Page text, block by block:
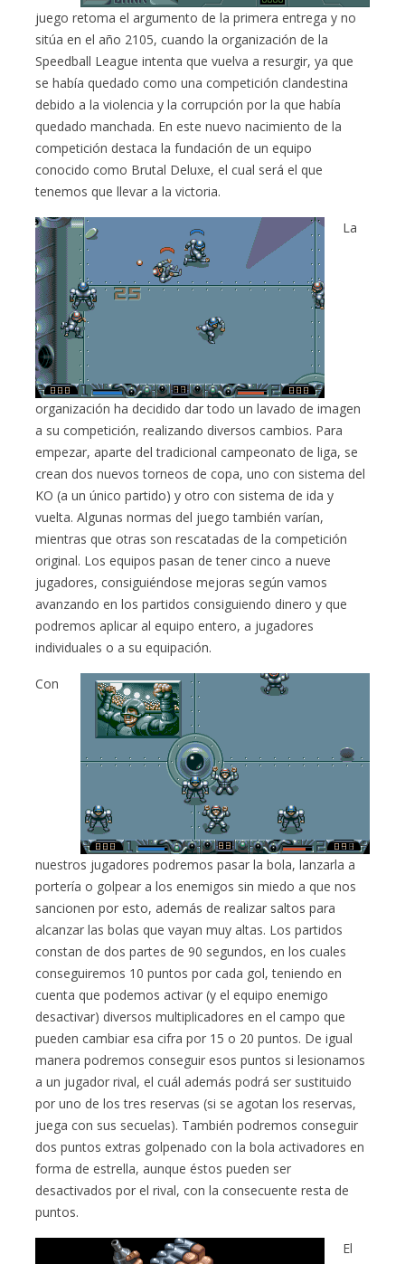
juego retoma el argumento de la primera entrega y no
sitúa en el año 2105, cuando la organización de la
Speedball League intenta que vuelva a resurgir, ya que
se había quedado como una competición clandestina
debido a la violencia y la corrupción por la que había
quedado manchada. En este nuevo nacimiento de la
competición destaca la fundación de un equipo
conocido como Brutal Deluxe, el cual será el que
tenemos que llevar a la victoria.
La
organización ha decidido dar todo un lavado de imagen
a su competición, realizando diversos cambios. Para
empezar, aparte del tradicional campeonato de liga, se
crean dos nuevos torneos de copa, uno con sistema del
KO (a un único partido) y otro con sistema de ida y
vuelta. Algunas normas del juego también varían,
mientras que otras son rescatadas de la competición
original. Los equipos pasan de tener cinco a nueve
jugadores, consiguiéndose mejoras según vamos
avanzando en los partidos consiguiendo dinero y que
podremos aplicar al equipo entero, a jugadores
individuales o a su equipación.
Con
nuestros jugadores podremos pasar la bola, lanzarla a
portería o golpear a los enemigos sin miedo a que nos
sancionen por esto, además de realizar saltos para
alcanzar las bolas que vayan muy altas. Los partidos
constan de dos partes de 90 segundos, en los cuales
conseguiremos 10 puntos por cada gol, teniendo en
cuenta que podemos activar (y el equipo enemigo
desactivar) diversos multiplicadores en el campo que
pueden cambiar esa cifra por 15 o 20 puntos. De igual
manera podremos conseguir esos puntos si lesionamos
a un jugador rival, el cuál además podrá ser sustituido
por uno de los tres reservas (si se agotan los reservas,
juega con sus secuelas). También podremos conseguir
dos puntos extras golpenado con la bola activadores en
forma de estrella, aunque éstos pueden ser
desactivados por el rival, con la consecuente resta de
puntos.
El